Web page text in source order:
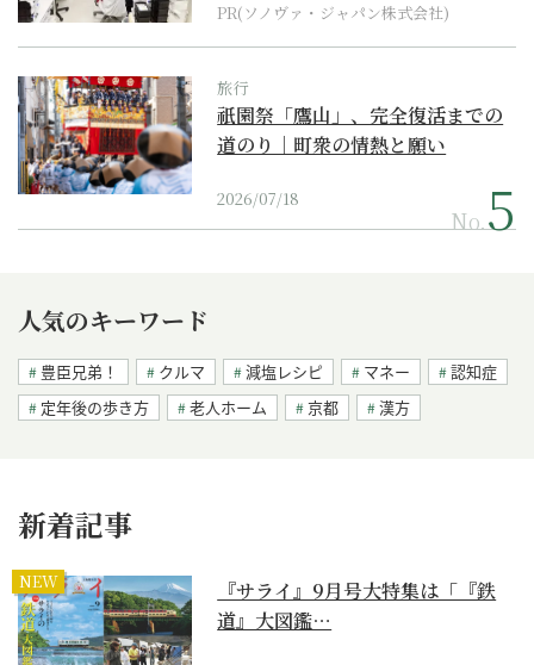
PR(ソノヴァ・ジャパン株式会社)
旅行
祇園祭「鷹山」、完全復活までの
道のり｜町衆の情熱と願い
2026/07/18
No.
人気のキーワード
豊臣兄弟！ クルマ 減塩レシピ マネー
認知症
定年後の歩き方
老人ホーム 京都 漢方
新着記事
NEW
『サライ』9月号大特集は「『鉄
道』大図鑑…